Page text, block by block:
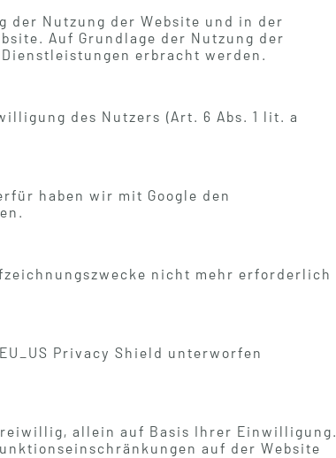
der Nutzung der Website und in der
Auf Grundlage der Nutzung der
erbracht werden.
des Nutzers (Art. 6 Abs. 1 lit. a
haben wir mit Google den
nicht mehr erforderlich
Privacy Shield unterworfen
allein auf Basis Ihrer Einwilligung.
auf der Website